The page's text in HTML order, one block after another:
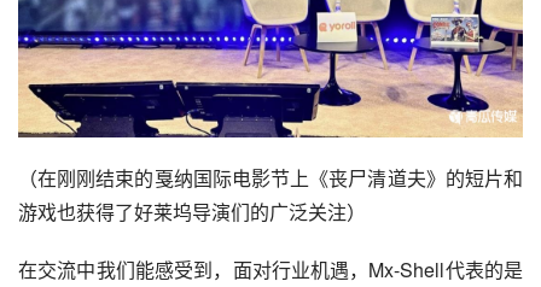
（在刚刚结束的戛纳国际电影节上《丧尸清道夫》的短片和
游戏也获得了好莱坞导演们的广泛关注）
在交流中我们能感受到，面对行业机遇，Mx-Shell代表的是